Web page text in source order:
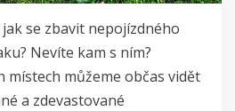
se zbavit nepojízdného
Nevíte kam s ním?
místech můžeme občas vidět
a zdevastované